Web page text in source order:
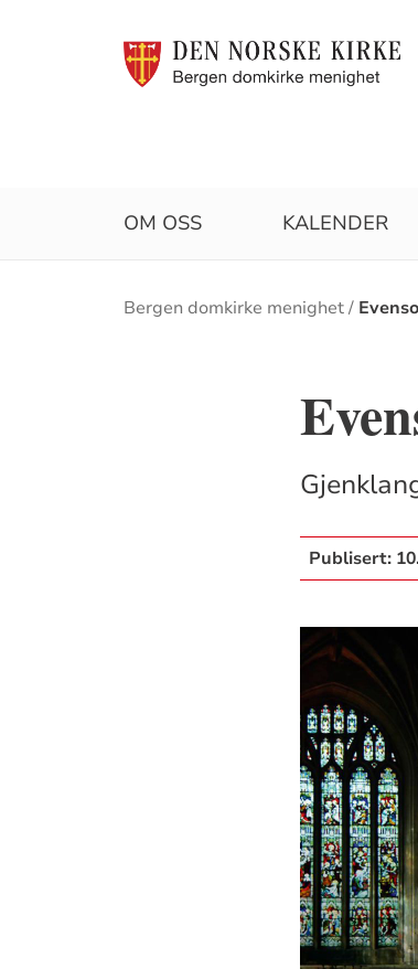
OM OSS KALENDER
Brødsmulesti
Bergen domkirke menighet
Publisert: